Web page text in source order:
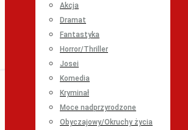
Akcja
Dramat
Fantastyka
Horror/Thriller
Josei
Komedia
Kryminał
Moce nadprzyrodzone
Obyczajowy/Okruchy życia